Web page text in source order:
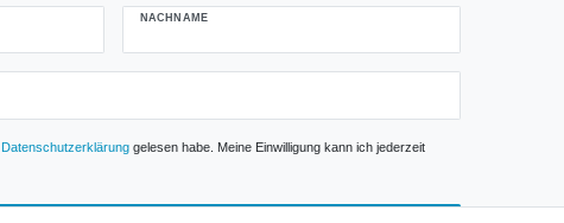
NACHNAME
Daten­schutz­erklärunggelesen habe. Meine Einwilligung kann ich jederzeit